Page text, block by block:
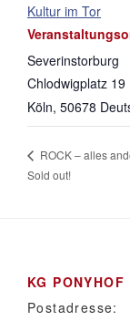
Kultur im Tor
Severinstorburg
Chlodwigplatz 19
Köln, 50678
ROCK – alles
Sold out!
KG PONYHOF
Postadresse: